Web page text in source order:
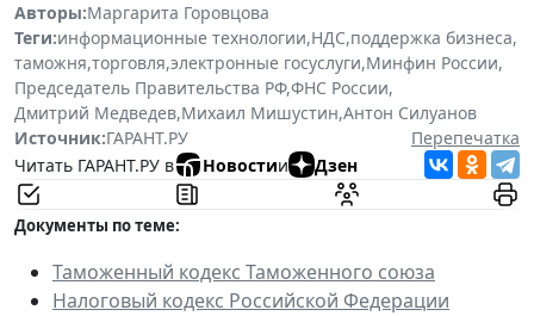
Авторы:Маргарита Горовцова
Теги:информационные технологии,НДС,поддержка бизнеса,
таможня,торговля,электронные госуслуги,Минфин России,
Председатель Правительства РФ,ФНС России,
Дмитрий Медведев,Михаил Мишустин,Антон Силуанов
Источник:ГАРАНТ.РУ
Перепечатка
Читать ГАРАНТ.РУ в
Новостии Дзен
Документы по теме:
Таможенный кодекс Таможенного союза
Налоговый кодекс Российской Федерации